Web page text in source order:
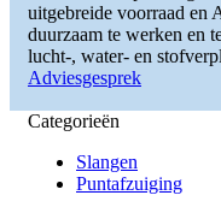
uitgebreide voorraad en
duurzaam te werken en
lucht-, water- en
Adviesgesprek
Categorieën
Slangen
Puntafzuiging